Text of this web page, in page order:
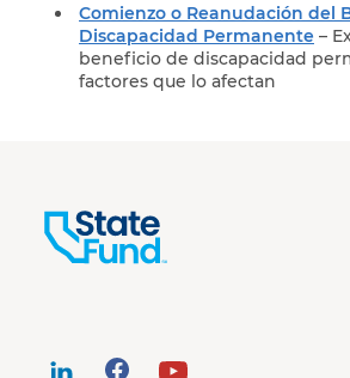
Comienzo o Reanudación del
Discapacidad Permanente –
beneficio de discapacidad
factores que lo afectan